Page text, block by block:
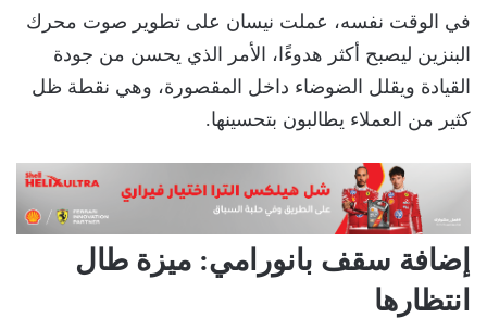
في الوقت نفسه، عملت نيسان على تطوير صوت محرك
البنزين ليصبح أكثر هدوءًا، الأمر الذي يحسن من جودة
القيادة ويقلل الضوضاء داخل المقصورة، وهي نقطة ظل
كثير من العملاء يطالبون بتحسينها.
إضافة سقف بانورامي: ميزة طال
انتظارها